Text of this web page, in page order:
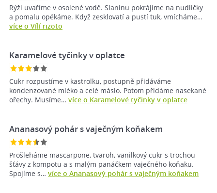
Rýži uvaříme v osolené vodě. Slaninu pokrájíme na nudličky
a pomalu opékáme. Když zesklovatí a pustí tuk, vmícháme…
více o Vílí rizoto
Karamelové tyčinky v oplatce
Cukr rozpustíme v kastrolku, postupně přidáváme
kondenzované mléko a celé máslo. Potom přidáme nasekané
ořechy. Musíme… více o Karamelové tyčinky v oplatce
Ananasový pohár s vaječným koňakem
Prošleháme mascarpone, tvaroh, vanilkový cukr s trochou
šťávy z kompotu a s malým panáčkem vaječného koňaku.
Spojíme s… více o Ananasový pohár s vaječným koňakem